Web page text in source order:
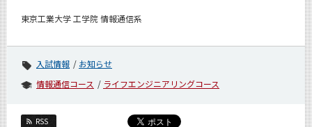
東京工業大学 工学院 情報通信系
入試情報
お知らせ
情報通信コース
ライフエンジニアリングコース
RSS